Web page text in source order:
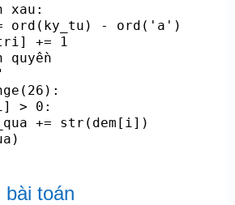
xau:
ord(ky_tu) - ord('a')
+= 1
quyền
> 0:
+= str(dem[i])
bài toán